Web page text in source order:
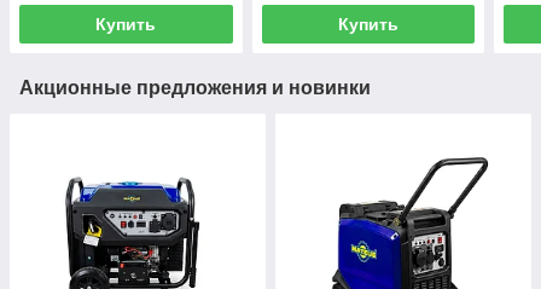
Купить Купить
Акционные предложения и новинки